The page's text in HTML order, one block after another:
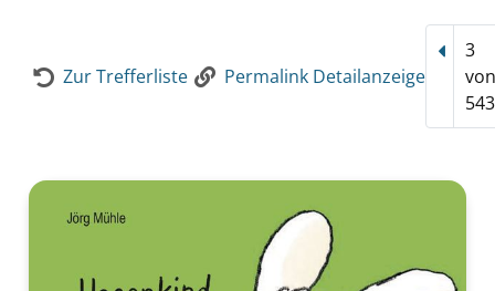
Zur Trefferliste Permalink Detailanzeige
3
von
543